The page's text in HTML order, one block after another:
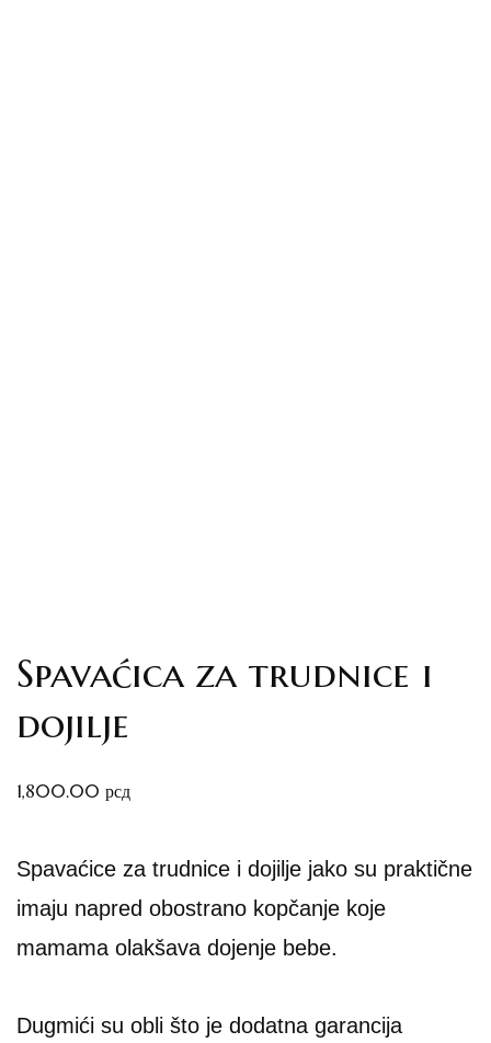
Spavaćica za trudnice i
dojilje
1,800.00 рсд
Spavaćice za trudnice i dojilje jako su praktične
imaju napred obostrano kopčanje koje
mamama olakšava dojenje bebe.
Dugmići su obli što je dodatna garancija